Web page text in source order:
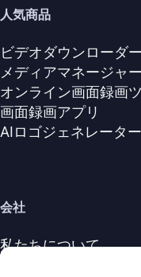
人気商品
ビデオダウンローダー
メディアマネージャー
オンライン画面録画
画面録画アプリ
AIロゴジェネレーター
会社
私たちについて